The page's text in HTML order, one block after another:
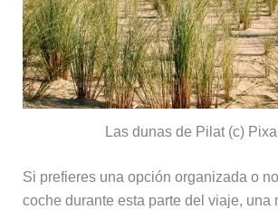
Las dunas de Pilat (c)
Si prefieres una opción organizada o
coche durante esta parte del viaje, una